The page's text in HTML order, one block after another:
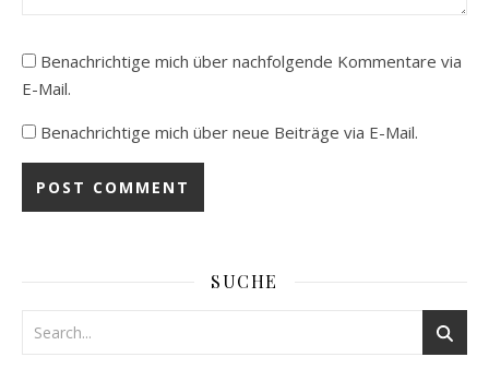
Benachrichtige mich über nachfolgende Kommentare via
E-Mail.
Benachrichtige mich über neue Beiträge via E-Mail.
SUCHE